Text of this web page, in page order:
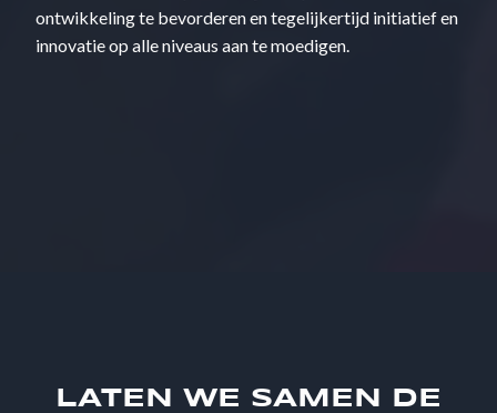
ontwikkeling te bevorderen en tegelijkertijd initiatief en
innovatie op alle niveaus aan te moedigen.
LATEN WE SAMEN DE